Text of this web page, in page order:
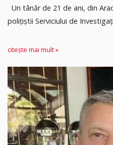
Un tânăr de 21 de ani, din
polițiștii Serviciului de
citește mai mult »